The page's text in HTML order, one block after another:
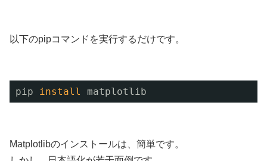
以下のpipコマンドを実行するだけです。
pip install matplotlib
Matplotlibのインストールは、簡単です。